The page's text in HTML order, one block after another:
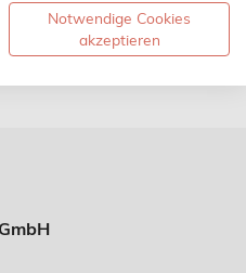
Notwendige Cookies
akzeptieren